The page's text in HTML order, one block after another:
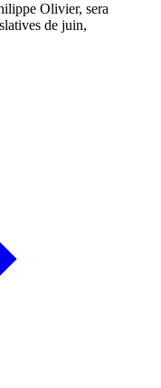
Olivier, sera
de juin,